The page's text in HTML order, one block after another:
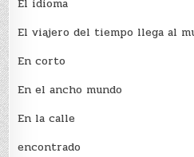
El idioma
El viajero del tiempo llega al
En corto
En el ancho mundo
En la calle
encontrado